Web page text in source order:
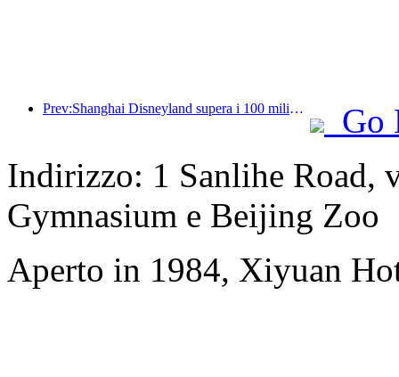
Prev:Shanghai Disneyland supera i 100 milioni di visitatori e si espanderà con un quarto hotel a tema.
Go
Indirizzo: 1 Sanlihe Road,
Gymnasium e Beijing Zoo
Aperto in 1984, Xiyuan